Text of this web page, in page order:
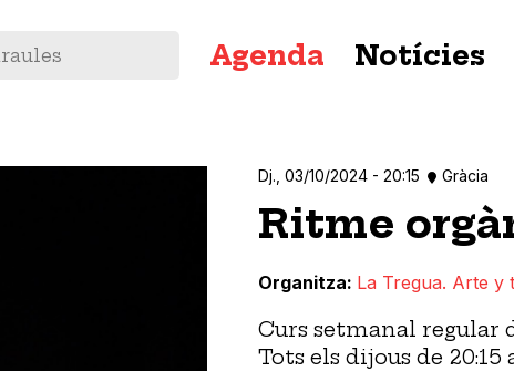
principal
Agenda Notícies
Dj., 03/10/2024 - 20:15 Gràcia
Ritme
Organitza La Tregua. Arte y
Curs setmanal regular
Tots els dijous de 20:15